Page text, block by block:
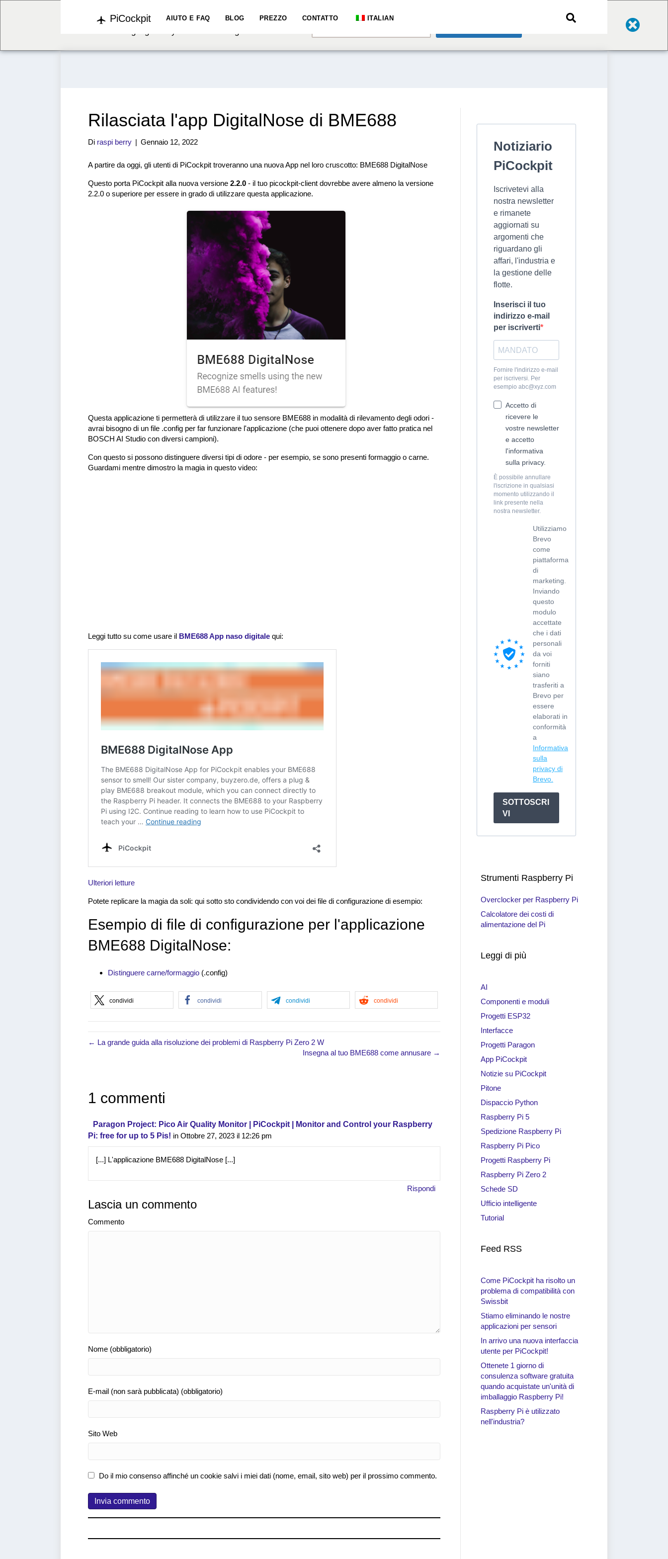
We've detected you might be speaking a different
English
PiCockpit AIUTO E FAQ BLOG PREZZO CONTATTO ITALIAN
Rilasciata l'app DigitalNose di BME688
Di raspi berry | Gennaio 12, 2022
A partire da oggi, gli utenti di PiCockpit troveranno una nuova App nel loro cruscotto: BME688 DigitalNose
Questo porta PiCockpit alla nuova versione 2.2.0 - il tuo picockpit-client dovrebbe avere almeno la versione
2.2.0 o superiore per essere in grado di utilizzare questa applicazione.
Questa applicazione ti permetterà di utilizzare il tuo sensore BME688 in modalità di rilevamento degli odori -
avrai bisogno di un file .config per far funzionare l'applicazione (che puoi ottenere dopo aver fatto pratica nel
BOSCH AI Studio con diversi campioni).
Con questo si possono distinguere diversi tipi di odore - per esempio, se sono presenti formaggio o carne.
Guardami mentre dimostro la magia in questo video:
Leggi tutto su come usare il BME688 App naso digitale qui:
Ulteriori letture
Potete replicare la magia da soli: qui sotto sto condividendo con voi dei file di configurazione di esempio:
Esempio di file di configurazione per l'applicazione
BME688 DigitalNose:
Distinguere carne/formaggio (.config)
condividi condividi condividi condividi
← La grande guida alla risoluzione dei problemi di Raspberry Pi Zero 2 W
Insegna al tuo BME688 come annusare →
1 commenti
Paragon Project: Pico Air Quality Monitor | PiCockpit | Monitor and Control your Raspberry
Pi: free for up to 5 Pis! in Ottobre 27, 2023 il 12:26 pm
[...] L'applicazione BME688 DigitalNose [...]
Rispondi
Lascia un commento
Commento
Nome (obbligatorio)
E-mail (non sarà pubblicata) (obbligatorio)
Sito Web
Do il mio consenso affinché un cookie salvi i miei dati (nome, email, sito web) per il prossimo commento.
Notiziario
PiCockpit
Iscrivetevi alla
nostra newsletter
e rimanete
aggiornati su
argomenti che
riguardano gli
affari, l'industria e
la gestione delle
flotte.
Inserisci il tuo
indirizzo e-mail
per iscriverti
Fornire l'indirizzo e-mail
per iscriversi. Per
esempio abc@xyz.com
Accetto di
ricevere le
vostre newsletter
e accetto
l'informativa
sulla privacy.
È possibile annullare
l'iscrizione in qualsiasi
momento utilizzando il
link presente nella
nostra newsletter.
Utilizziamo
Brevo
come
piattaforma
di
marketing.
Inviando
questo
modulo
accettate
che i dati
personali
da voi
forniti
siano
trasferiti a
Brevo per
essere
elaborati in
conformità
a
Informativa
sulla
privacy di
Brevo.
SOTTOSCRI
VI
Strumenti Raspberry Pi
Overclocker per Raspberry Pi
Calcolatore dei costi di
alimentazione del Pi
Leggi di più
AI
Componenti e moduli
Progetti ESP32
Interfacce
Progetti Paragon
App PiCockpit
Notizie su PiCockpit
Pitone
Dispaccio Python
Raspberry Pi 5
Spedizione Raspberry Pi
Raspberry Pi Pico
Progetti Raspberry Pi
Raspberry Pi Zero 2
Schede SD
Ufficio intelligente
Tutorial
Feed RSS
Come PiCockpit ha risolto un
problema di compatibilità con
Swissbit
Stiamo eliminando le nostre
applicazioni per sensori
In arrivo una nuova interfaccia
utente per PiCockpit!
Ottenete 1 giorno di
consulenza software gratuita
quando acquistate un'unità di
imballaggio Raspberry Pi!
Raspberry Pi è utilizzato
nell'industria?